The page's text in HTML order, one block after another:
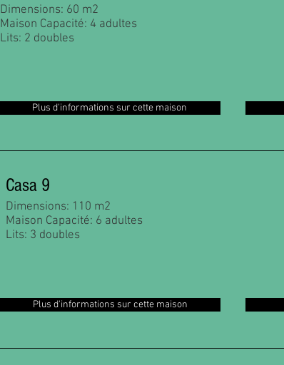
Dimensions: 60 m2
Maison Capacité: 4 adultes
Lits: 2 doubles
Plus d'informations sur cette maison
Casa 9
Dimensions: 110 m2
Maison Capacité: 6 adultes
Lits: 3 doubles
Plus d'informations sur cette maison